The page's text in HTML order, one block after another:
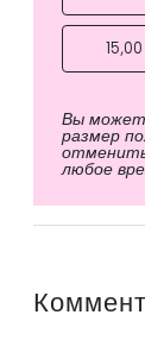
Вы
размер
любое